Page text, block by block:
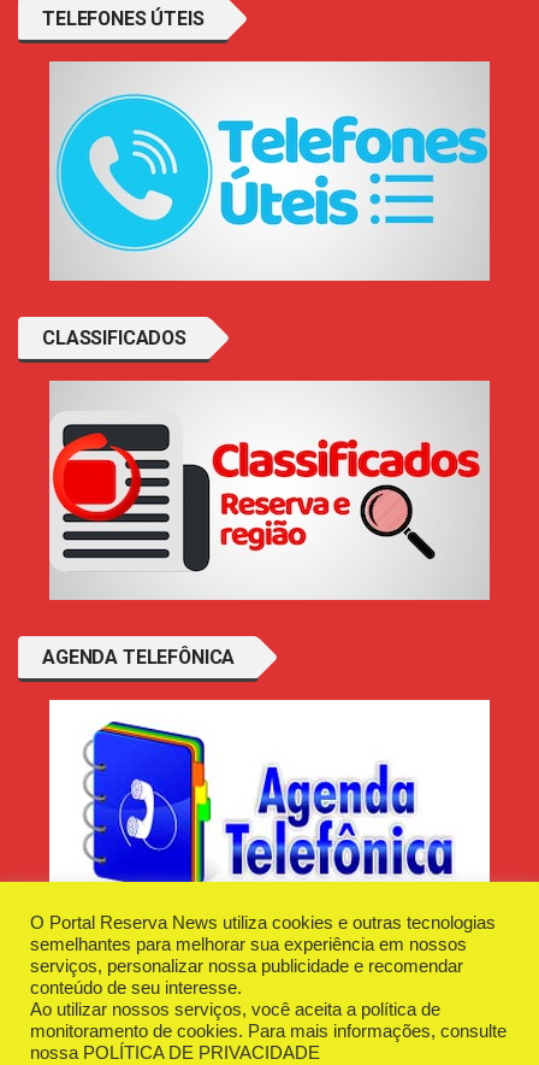
TELEFONES ÚTEIS
CLASSIFICADOS
AGENDA TELEFÔNICA
Desenvolvido e Hospedado porPlugin Informática
Reserva News Tecnologia - CNPJ - 42.509.198/0001-83
O Portal Reserva News utiliza cookies e outras tecnologias
semelhantes para melhorar sua experiência em nossos
serviços, personalizar nossa publicidade e recomendar
conteúdo de seu interesse.
Ao utilizar nossos serviços, você aceita a política de
monitoramento de cookies. Para mais informações, consulte
nossa POLÍTICA DE PRIVACIDADE